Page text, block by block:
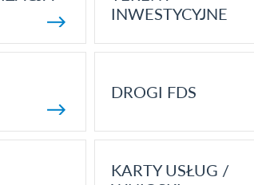
INWESTYCYJNE
DROGI FDS
KARTY USŁUG /